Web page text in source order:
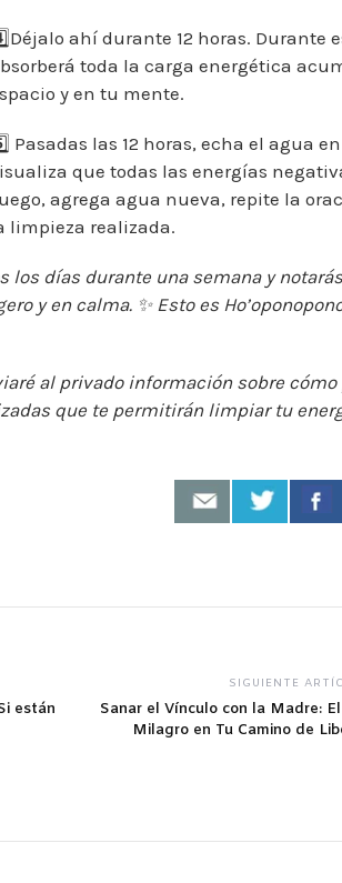
ahí durante 12 horas. Durante
toda la carga energética
y en tu mente.
Pasadas las 12 horas, echa el agua
que todas las energías
agrega agua nueva, repite la
limpieza realizada.
los días durante una semana y
y en calma. ✨Esto es
al privado información sobre
que te permitirán limpiar tu
están
SIGUIENTE
Sanar el Vínculo con la Madre:
Milagro en Tu Camino de